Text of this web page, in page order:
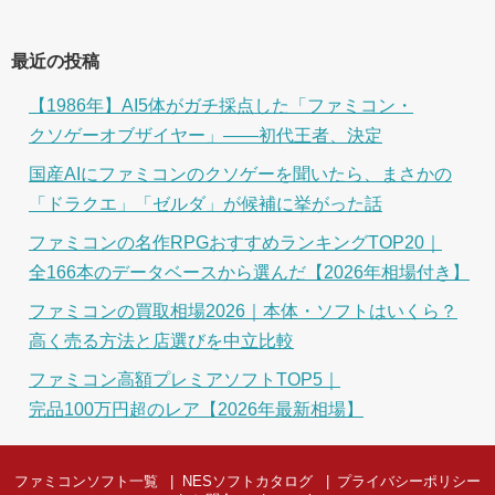
最近の投稿
【1986年】AI5体がガチ採点した「ファミコン・
クソゲーオブザイヤー」――初代王者、決定
国産AIにファミコンのクソゲーを聞いたら、まさかの
「ドラクエ」「ゼルダ」が候補に挙がった話
ファミコンの名作RPGおすすめランキングTOP20｜
全166本のデータベースから選んだ【2026年相場付き】
ファミコンの買取相場2026｜本体・ソフトはいくら？
高く売る方法と店選びを中立比較
ファミコン高額プレミアソフトTOP5｜
完品100万円超のレア【2026年最新相場】
ファミコンソフト一覧 NESソフトカタログ
プライバシーポリシー